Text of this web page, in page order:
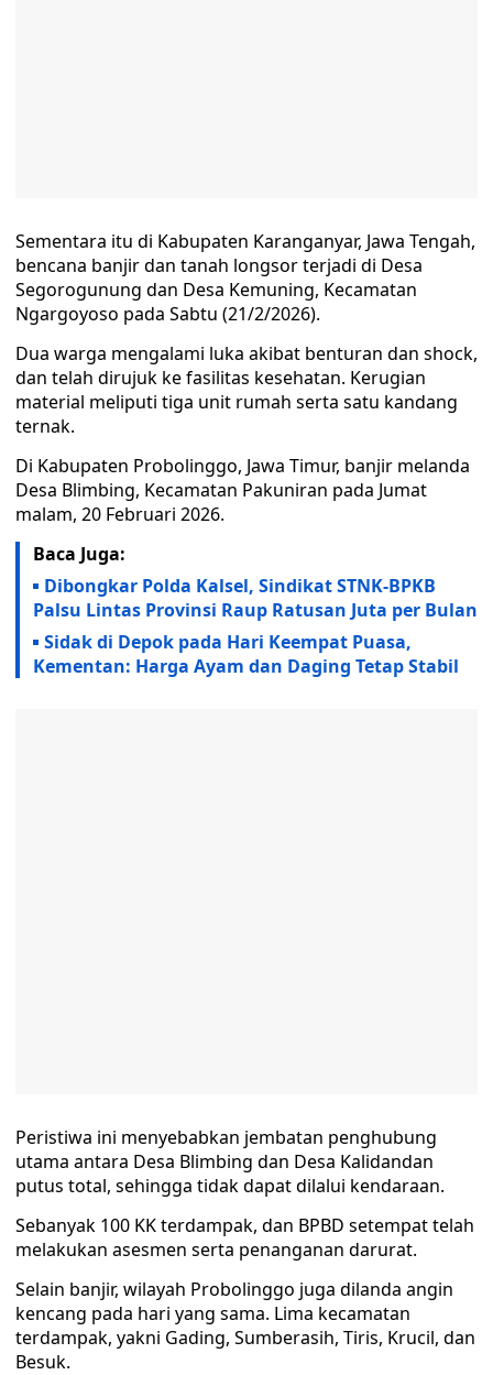
Sementara itu di Kabupaten Karanganyar, Jawa Tengah,
bencana banjir dan tanah longsor terjadi di Desa
Segorogunung dan Desa Kemuning, Kecamatan
Ngargoyoso pada Sabtu (21/2/2026).
Dua warga mengalami luka akibat benturan dan shock,
dan telah dirujuk ke fasilitas kesehatan. Kerugian
material meliputi tiga unit rumah serta satu kandang
ternak.
Di Kabupaten Probolinggo, Jawa Timur, banjir melanda
Desa Blimbing, Kecamatan Pakuniran pada Jumat
malam, 20 Februari 2026.
Baca Juga:
Dibongkar Polda Kalsel, Sindikat STNK-BPKB
Palsu Lintas Provinsi Raup Ratusan Juta per Bulan
Sidak di Depok pada Hari Keempat Puasa,
Kementan: Harga Ayam dan Daging Tetap Stabil
Peristiwa ini menyebabkan jembatan penghubung
utama antara Desa Blimbing dan Desa Kalidandan
putus total, sehingga tidak dapat dilalui kendaraan.
Sebanyak 100 KK terdampak, dan BPBD setempat telah
melakukan asesmen serta penanganan darurat.
Selain banjir, wilayah Probolinggo juga dilanda angin
kencang pada hari yang sama. Lima kecamatan
terdampak, yakni Gading, Sumberasih, Tiris, Krucil, dan
Besuk.